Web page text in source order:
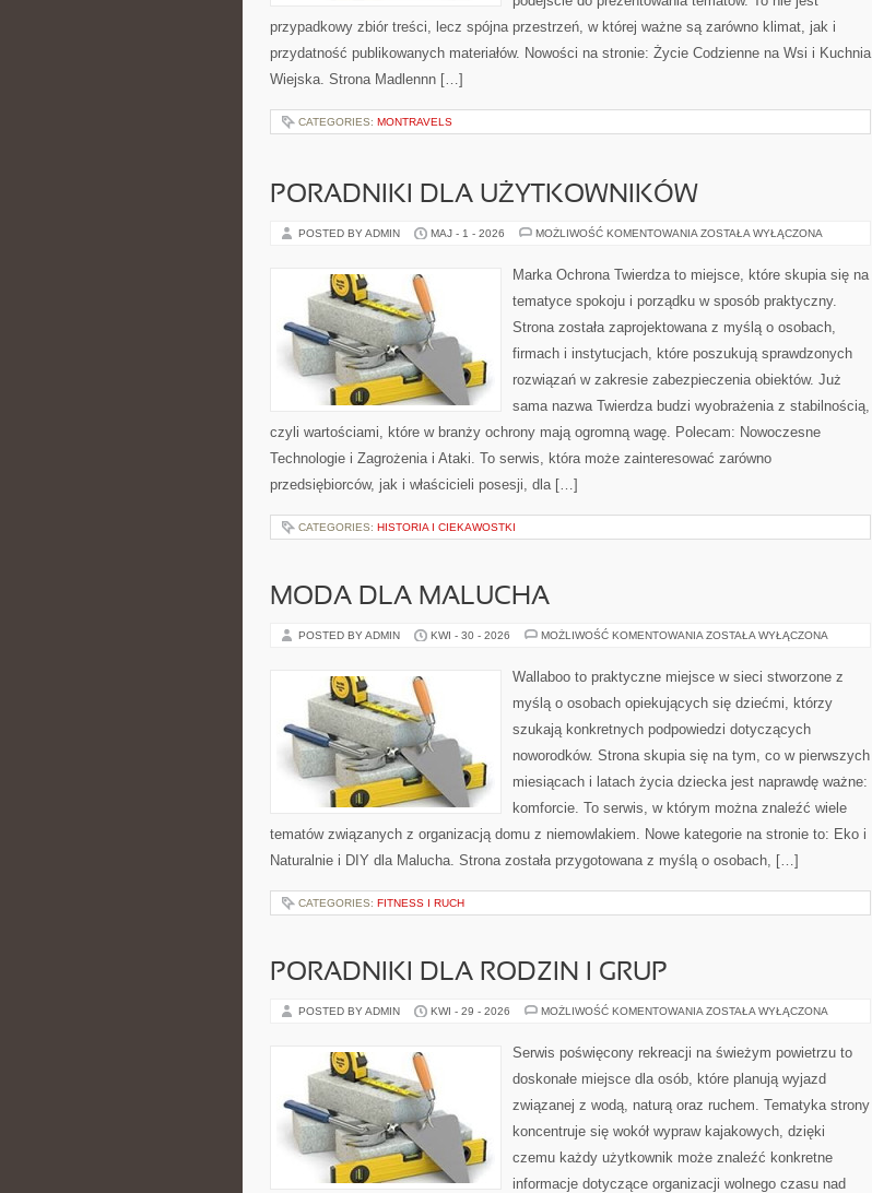
przypadkowy zbiór treści, lecz spójna przestrzeń, w której ważne są zarówno klimat, jak i
przydatność publikowanych materiałów. Nowości na stronie: Życie Codzienne na Wsi i Kuchnia
Wiejska. Strona Madlennn […]
CATEGORIES: MONTRAVELS
PORADNIKI DLA UŻYTKOWNIKÓW
POSTED BY ADMIN MAJ - 1 - 2026 MOŻLIWOŚĆ KOMENTOWANIA PORADNIKI
ZOSTAŁA WYŁĄCZONA
Marka Ochrona Twierdza to miejsce, które skupia się na
tematyce spokoju i porządku w sposób praktyczny.
Strona została zaprojektowana z myślą o osobach,
firmach i instytucjach, które poszukują sprawdzonych
rozwiązań w zakresie zabezpieczenia obiektów. Już
sama nazwa Twierdza budzi wyobrażenia z stabilnością,
czyli wartościami, które w branży ochrony mają ogromną wagę. Polecam: Nowoczesne
Technologie i Zagrożenia i Ataki. To serwis, która może zainteresować zarówno
przedsiębiorców, jak i właścicieli posesji, dla […]
CATEGORIES: HISTORIA I CIEKAWOSTKI
MODA DLA MALUCHA
POSTED BY ADMIN KWI - 30 - 2026 MOŻLIWOŚĆ KOMENTOWANIA MODA
ZOSTAŁA WYŁĄCZONA
Wallaboo to praktyczne miejsce w sieci stworzone z
myślą o osobach opiekujących się dziećmi, którzy
szukają konkretnych podpowiedzi dotyczących
noworodków. Strona skupia się na tym, co w pierwszych
miesiącach i latach życia dziecka jest naprawdę ważne:
komforcie. To serwis, w którym można znaleźć wiele
tematów związanych z organizacją domu z niemowlakiem. Nowe kategorie na stronie to: Eko i
Naturalnie i DIY dla Malucha. Strona została przygotowana z myślą o osobach, […]
CATEGORIES: FITNESS I RUCH
PORADNIKI DLA RODZIN I GRUP
POSTED BY ADMIN KWI - 29 - 2026 MOŻLIWOŚĆ KOMENTOWANIA PORADNIKI
GRUP
ZOSTAŁA WYŁĄCZONA
Serwis poświęcony rekreacji na świeżym powietrzu to
doskonałe miejsce dla osób, które planują wyjazd
związanej z wodą, naturą oraz ruchem. Tematyka strony
koncentruje się wokół wypraw kajakowych, dzięki
czemu każdy użytkownik może znaleźć konkretne
informacje dotyczące organizacji wolnego czasu nad